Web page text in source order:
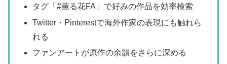
タグ「#薫る花FA」で好みの作品を効率検索
Twitter・Pinterestで海外作家の表現にも触れら
れる
ファンアートが原作の余韻をさらに深める